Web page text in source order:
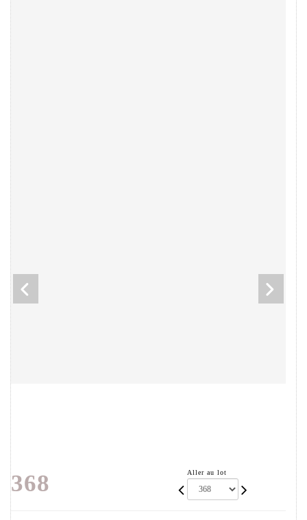
368 Aller au lot